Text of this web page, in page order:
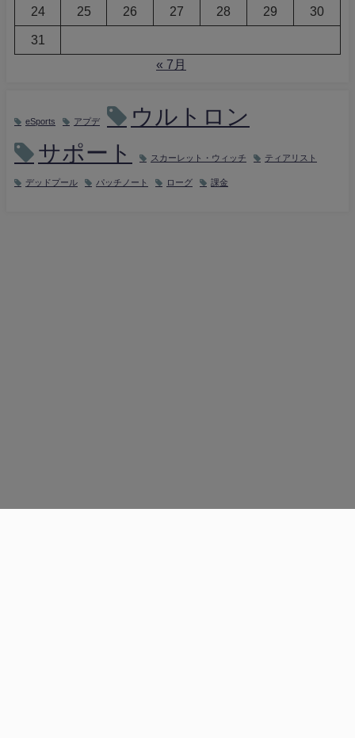
24 25 26 27 28 29 30
31
« 7月
eSports アプデ
ウルトロン
サポート
スカーレット・ウィッチ ティアリスト
デッドプール パッチノート ローグ 課金